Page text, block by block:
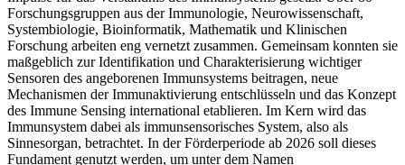
Forschungsgruppen aus der Immunologie, Neurowissenschaft,
Systembiologie, Bioinformatik, Mathematik und Klinischen
Forschung arbeiten eng vernetzt zusammen. Gemeinsam konnten sie
maßgeblich zur Identifikation und Charakterisierung wichtiger
Sensoren des angeborenen Immunsystems beitragen, neue
Mechanismen der Immunaktivierung entschlüsseln und das Konzept
des Immune Sensing international etablieren. Im Kern wird das
Immunsystem dabei als immunsensorisches System, also als
Sinnesorgan, betrachtet. In der Förderperiode ab 2026 soll dieses
Fundament genutzt werden, um unter dem Namen